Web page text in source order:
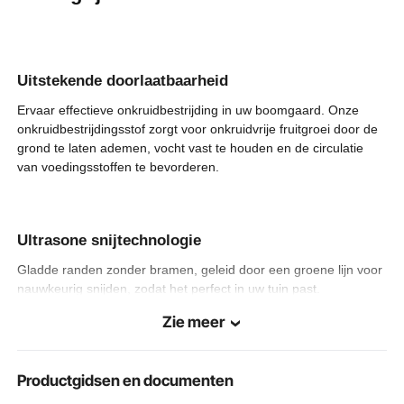
Productgewicht
Afmetingen
gevouwen
1,64 x 1,48 x 0,26 voet / 500
x 450 x 80 mm
Uitstekende doorlaatbaarheid
Ervaar effectieve onkruidbestrijding in uw boomgaard. Onze
onkruidbestrijdingsstof zorgt voor onkruidvrije fruitgroei door de
grond te laten ademen, vocht vast te houden en de circulatie
van voedingsstoffen te bevorderen.
Ultrasone snijtechnologie
Gladde randen zonder bramen, geleid door een groene lijn voor
nauwkeurig snijden, zodat het perfect in uw tuin past.
Laat onkruid uw tuin niet verpesten! Zeg vaarwel tegen onkruid
Zie meer
Productgidsen en documenten